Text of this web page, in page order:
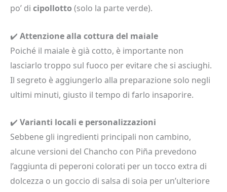
po’ di cipollotto (solo la parte verde).
✔️ Attenzione alla cottura del maiale
Poiché il maiale è già cotto, è importante non
lasciarlo troppo sul fuoco per evitare che si asciughi.
Il segreto è aggiungerlo alla preparazione solo negli
ultimi minuti, giusto il tempo di farlo insaporire.
✔️ Varianti locali e personalizzazioni
Sebbene gli ingredienti principali non cambino,
alcune versioni del Chancho con Piña prevedono
l’aggiunta di peperoni colorati per un tocco extra di
dolcezza o un goccio di salsa di soia per un’ulteriore